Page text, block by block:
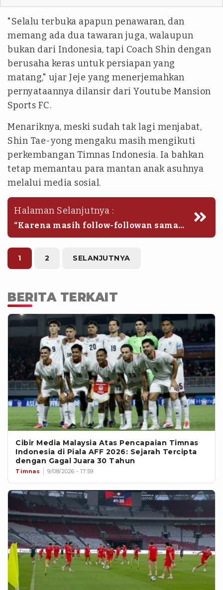
"Selalu terbuka apapun penawaran, dan
memang ada dua tawaran juga, walaupun
bukan dari Indonesia, tapi Coach Shin dengan
berusaha keras untuk persiapan yang
matang," ujar Jeje yang menerjemahkan
pernyataannya dilansir dari Youtube Mansion
Sports FC.
Menariknya, meski sudah tak lagi menjabat,
Shin Tae-yong mengaku masih mengikuti
perkembangan Timnas Indonesia. Ia bahkan
tetap memantau para mantan anak asuhnya
melalui media sosial.
Halaman Selanjutnya :
“Karena masih follow-followan sama
pemain (timnas), jadi bisa dibilang
separuh dari pemain timnas masih
dipantau terus,” ungkap Jeje.
1 2 SELANJUTNYA
BERITA TERKAIT
Cibir Media Malaysia Atas Pencapaian Timnas
Indonesia di Piala AFF 2026: Sejarah Tercipta
dengan Gagal Juara 30 Tahun
Timnas 9/08/2026 - 17:59